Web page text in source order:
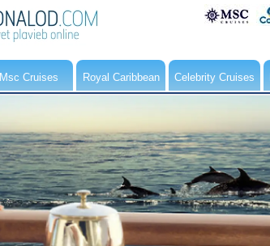
Msc Cruises Royal Caribbean Celebrity Cruises